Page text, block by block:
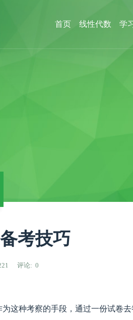
首页 线性代数 学
考技巧
评论 0
这种考察的手段，通过一份试卷